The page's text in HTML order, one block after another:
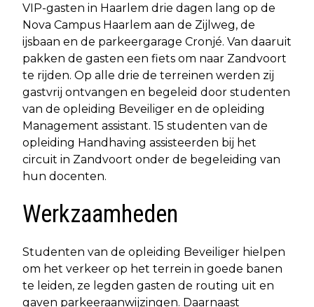
VIP-gasten in Haarlem drie dagen lang op de
Nova Campus Haarlem aan de Zijlweg, de
ijsbaan en de parkeergarage Cronjé. Van daaruit
pakken de gasten een fiets om naar Zandvoort
te rijden. Op alle drie de terreinen werden zij
gastvrij ontvangen en begeleid door studenten
van de opleiding Beveiliger en de opleiding
Management assistant. 15 studenten van de
opleiding Handhaving assisteerden bij het
circuit in Zandvoort onder de begeleiding van
hun docenten.
Werkzaamheden
Studenten van de opleiding Beveiliger hielpen
om het verkeer op het terrein in goede banen
te leiden, ze legden gasten de routing uit en
gaven parkeeraanwijzingen. Daarnaast